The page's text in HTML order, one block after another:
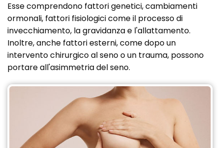
Esse comprendono fattori genetici, cambiamenti
ormonali, fattori fisiologici come il processo di
invecchiamento, la gravidanza e l'allattamento.
Inoltre, anche fattori esterni, come dopo un
intervento chirurgico al seno o un trauma, possono
portare all'asimmetria del seno.